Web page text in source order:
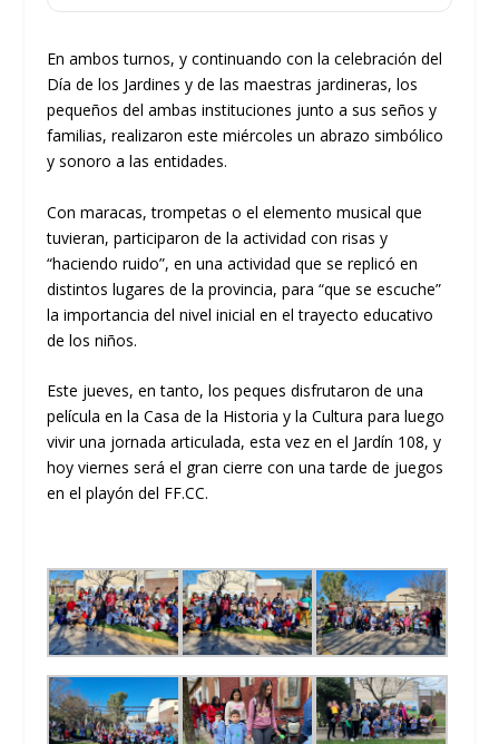
En ambos turnos, y continuando con la celebración del
Día de los Jardines y de las maestras jardineras, los
pequeños del ambas instituciones junto a sus seños y
familias, realizaron este miércoles un abrazo simbólico
y sonoro a las entidades.
Con maracas, trompetas o el elemento musical que
tuvieran, participaron de la actividad con risas y
“haciendo ruido”, en una actividad que se replicó en
distintos lugares de la provincia, para “que se escuche”
la importancia del nivel inicial en el trayecto educativo
de los niños.
Este jueves, en tanto, los peques disfrutaron de una
película en la Casa de la Historia y la Cultura para luego
vivir una jornada articulada, esta vez en el Jardín 108, y
hoy viernes será el gran cierre con una tarde de juegos
en el playón del FF.CC.